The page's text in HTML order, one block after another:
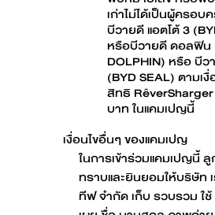
เก่าไม่ได้เป็นผู้ครอ
บีวายดี แอตโต้ 3
หรือบีวายดี ดอลฟิน
DOLPHIN) หรือ บีว
(BYD SEAL) ตามเงื่
สิทธิ
บาท ในแคมเปญนี้
เงื่อนไขอื่นๆ ของแคมเปญ
ในการเข้าร่วมแคมเปญนี้
ทราบและยินยอมให้บริษัท เ
ทีฟ จำกัด เก็บ รวบรวม ใ